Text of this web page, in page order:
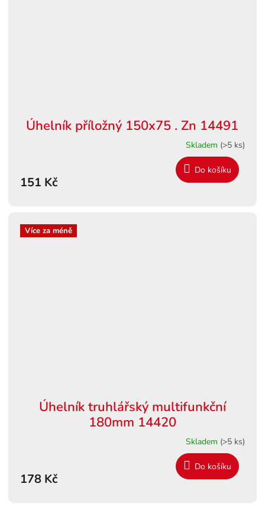
Úhelník příložný 150x75 . Zn 14491
Skladem (>5 ks)
151 Kč
Do košíku
Více za méně
Úhelník truhlářský multifunkční
180mm 14420
Skladem (>5 ks)
178 Kč
Do košíku